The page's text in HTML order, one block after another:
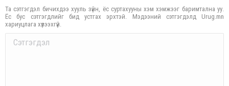
Та сэтгэгдэл бичихдээ хууль зүйн, ёс суртахууны хэм хэмжээг баримтална уу.
Ёс бус сэтгэгдлийг бид устгах эрхтэй. Мэдээний сэтгэгдэлд Urug.mn
хариуцлага хүлээхгүй.
Comment